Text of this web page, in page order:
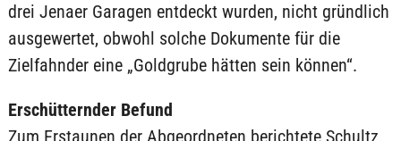
drei Jenaer Garagen entdeckt wurden, nicht gründlich
ausgewertet, obwohl solche Dokumente für die
Zielfahnder eine „Goldgrube hätten sein können“.
Erschütternder Befund
Zum Erstaunen der Abgeordneten berichtete Schultz,